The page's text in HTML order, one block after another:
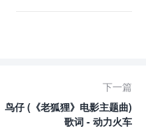
下一篇
鸟仔 (《老狐狸》电影主题曲)
歌词 - 动力火车